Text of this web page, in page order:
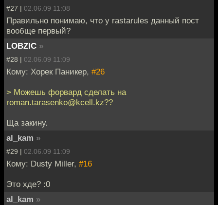
#27 | 02.06.09 11:08
Правильно понимаю, что у rastarules данный пост
вообще первый?
LOBZIC »
#28 | 02.06.09 11:09
Кому: Хорек Паникер, #26
> Можешь форвард сделать на
roman.tarasenko@kcell.kz??
Ща закину.
al_kam »
#29 | 02.06.09 11:09
Кому: Dusty Miller, #16
Это хде? :0
al_kam »